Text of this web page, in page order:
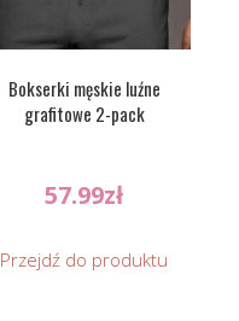
Bokserki męskie luźne
grafitowe 2-pack
57.99zł
Przejdź do produktu